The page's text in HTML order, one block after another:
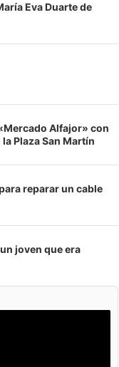
Eva Duarte de
Alfajor» con
Plaza San Martín
reparar un cable
joven que era